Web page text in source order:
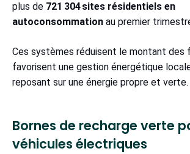
plus de 721 304 sites résidentiels en
autoconsommation au premier
Ces systèmes réduisent le montant des
favorisent une gestion énergétique
reposant sur une énergie propre et verte.
Bornes de recharge verte
véhicules électriques